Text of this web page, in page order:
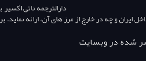
دارالترجمه ناتی
ایران و چه در خارج از مرز های آن، ارائه
شده در وبسایت